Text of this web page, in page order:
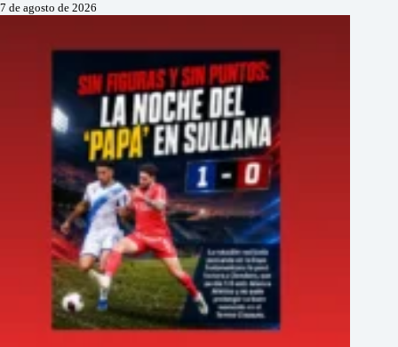
7 de agosto de 2026